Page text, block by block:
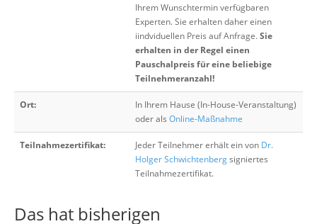
Ihrem Wunschtermin verfügbaren
Experten. Sie erhalten daher einen
iindviduellen Preis auf Anfrage.Sie
erhalten in der Regel einen
Pauschalpreis für eine beliebige
Teilnehmeranzahl!
Ort:
In Ihrem Hause (In-House-Veranstaltung)
oder als Online-Maßnahme
Teilnahmezertifikat: Jeder Teilnehmer erhält ein von Dr.
Holger Schwichtenbergsigniertes
Teilnahmezertifikat.
Das hat bisherigen